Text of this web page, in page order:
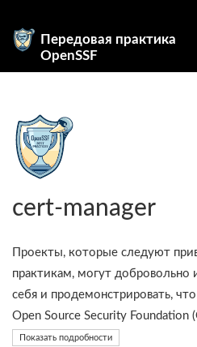
Передовая практика
OpenSSF
cert-manager
Проекты, которые следуют
практикам, могут добровольно
себя и продемонстрировать,
Open Source Security Foundation
Показать подробности